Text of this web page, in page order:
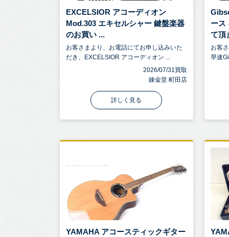
EXCELSIOR アコーディオン
Mod.303 エキセルシャー 鍵盤楽器
のお買い ...
お客さまより、お電話にてお申し込みいた
だき、EXCELSIOR アコーディオン ...
2026/07/31買取
錬金堂 町田店
詳しく見る
ース
て頂
お客
早速
YAMAHA アコースティックギター